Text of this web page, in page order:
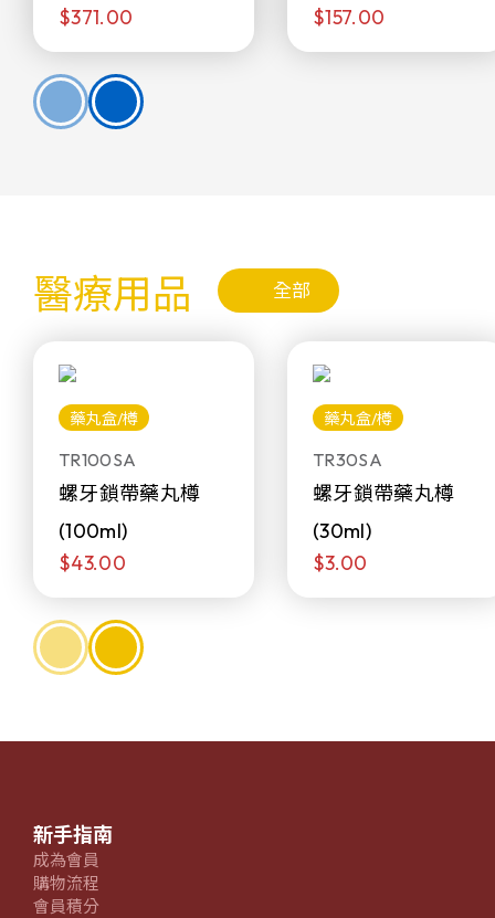
$371.00 $157.00
醫療用品 全部
藥丸盒/樽
TR100SA
螺牙鎖帶藥丸樽
(100ml)
$43.00
藥丸盒/樽
TR30SA
螺牙鎖帶藥丸樽
(30ml)
$3.00
新手指南
成為會員
購物流程
會員積分